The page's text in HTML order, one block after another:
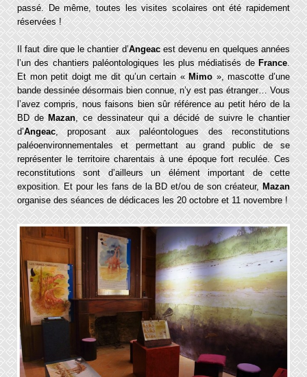
passé. De même, toutes les visites scolaires ont été rapidement
réservées!
Il faut dire que le chantier d’Angeacest devenu en quelques années
l’un des chantiers paléontologiques les plus médiatisés deFrance.
Et mon petit doigt me dit qu’un certain «Mimo», mascotte d’une
bande dessinée désormais bien connue, n’y est pas étranger… Vous
l’avez compris, nous faisons bien sûr référence au petit héro de la
BD deMazan, ce dessinateur qui a décidé de suivre le chantier
d’Angeac, proposant aux paléontologues des reconstitutions
paléoenvironnementales et permettant au grand public de se
représenter le territoire charentais à une époque fort reculée. Ces
reconstitutions sont d’ailleurs un élément important de cette
exposition. Et pour les fans de la BD et/ou de son créateur,Mazan
organise des séances de dédicaces les 20 octobre et 11 novembre !